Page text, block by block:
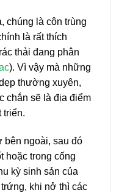
chúng là côn trùng
là rất thích
thải đang phân
). Vì vậy mà những
thường xuyên,
chắn sẽ là địa điểm
triển.
bên ngoài, sau đó
hoặc trong cống
kỳ sinh sản của
khi nở thì các